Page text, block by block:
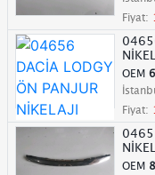
Fiyat:
OEM
Fiyat:
OEM